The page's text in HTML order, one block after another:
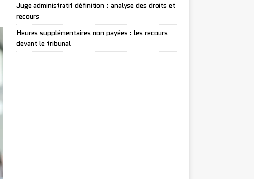
Juge administratif définition : analyse des droits et
recours
Heures supplémentaires non payées : les recours
devant le tribunal